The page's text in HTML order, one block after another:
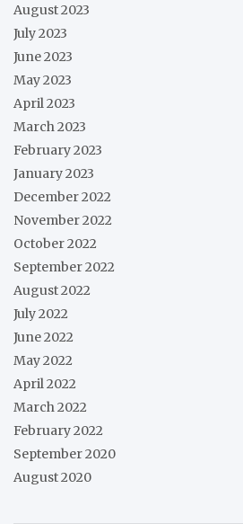
August 2023
July 2023
June 2023
May 2023
April 2023
March 2023
February 2023
January 2023
December 2022
November 2022
October 2022
September 2022
August 2022
July 2022
June 2022
May 2022
April 2022
March 2022
February 2022
September 2020
August 2020